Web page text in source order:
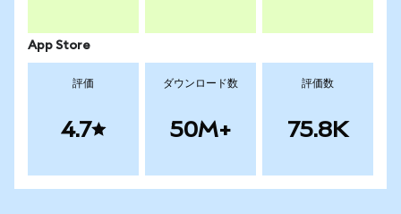
App Store
評価
4.7
ダウンロード数
50M+
評価数
75.8K